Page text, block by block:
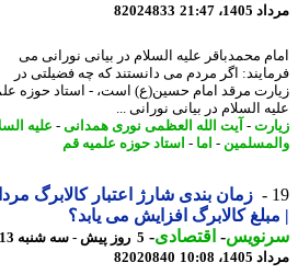
21:47
82024833
محمدباقر علیه السلام در بیانی نورانی می
اگر مردم می دانستند که چه فضیلتی در
مرقد امام حسین(ع) است، - استاد حوزه علمیه
السلام در بیانی نورانی ...
- آیت الله العظمی نوری همدانی- علیه السلام-
-اما - استاد حوزه علمیه قم
زمان بندی شارژ اعتبار کالابرگ مرداد
کالابرگ افزایش می یابد؟
-اقتصادی-
5 روز پیش - سه شنبه 13
10:08
82020840